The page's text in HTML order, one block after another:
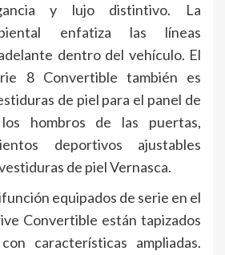
y lujo distintivo. La
enfatiza las líneas
dentro del vehículo. El
8 Convertible también es
de piel para el panel de
hombros de las puertas,
deportivos ajustables
de piel Vernasca.
equipados de serie en el
Convertible están tapizados
características ampliadas.